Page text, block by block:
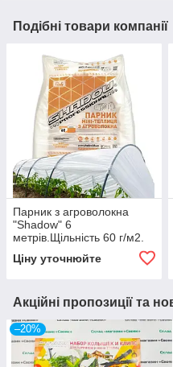
Подібні товари компанії
Парник з агроволокна
"Shadow" 6
метрів.Щільність 60 г/м2.
Ціну уточнюйте
Акційні пропозиції та
–20%